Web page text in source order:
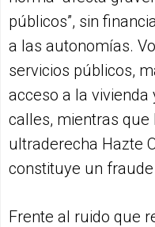
públicos”, sin
a las autonomías.
servicios públicos,
acceso a la
calles, mientras que
ultraderecha Hazte
constituye un fraude
Frente al ruido que